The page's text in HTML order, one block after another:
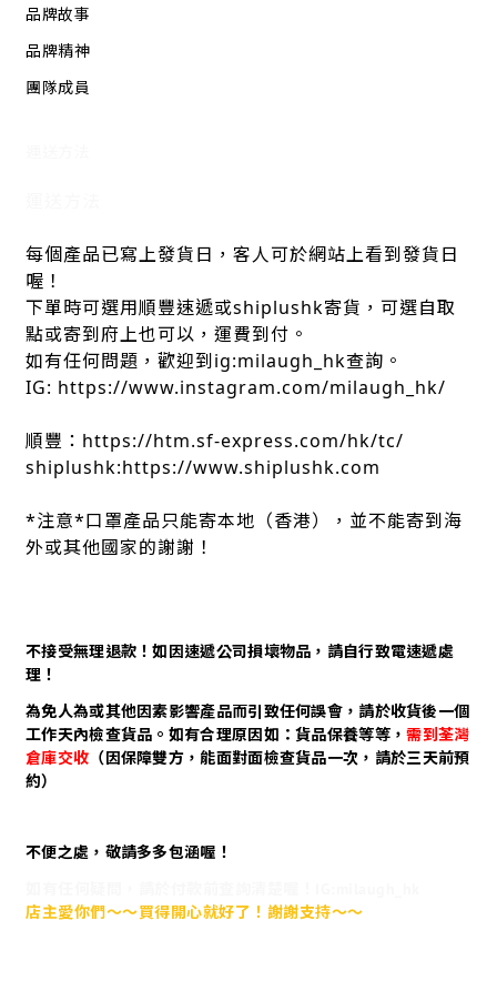
品牌故事
品牌精神
團隊成員
每個產品已寫上發貨日，客人可於網站上看到發貨日
喔！
下單時可選用順豐速遞或shiplushk寄貨，可選自取
點或寄到府上也可以，運費到付。
如有任何問題，歡迎到ig:milaugh_hk查詢。
IG: https://www.instagram.com/milaugh_hk/
順豐：https://htm.sf-express.com/hk/tc/
shiplushk:https://www.shiplushk.com
*注意*口罩產品只能寄本地（香港），並不能寄到海
外或其他國家的謝謝！
不接受無理退款！如因速遞公司損壞物品，請自行致電速遞處
理！
為免人為或其他因素影響產品而引致任何誤會，請於收貨後一個
工作天內檢查貨品。如有合理原因如：貨品保養等等，需到荃灣
倉庫交收 （因保障雙方，能面對面檢查貨品一次，請於三天前預
約）
不便之處，敬請多多包涵喔！
店主愛你們～～買得開心就好了！謝謝支持～～